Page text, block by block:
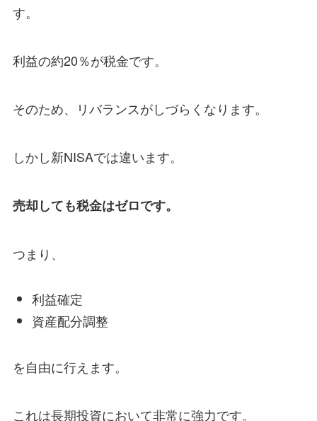
す。
利益の約20％が税金です。
そのため、リバランスがしづらくなります。
しかし新NISAでは違います。
売却しても税金はゼロです。
つまり、
利益確定
資産配分調整
を自由に行えます。
これは長期投資において非常に強力です。